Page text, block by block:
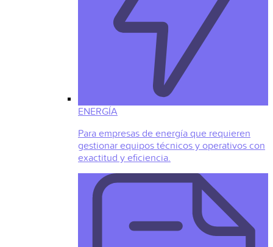
ENERGÍA
Para empresas de energía que requieren
gestionar equipos técnicos y operativos con
exactitud y eficiencia.